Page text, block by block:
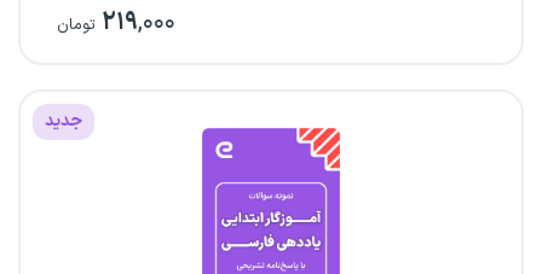
۲۱۹,۰۰۰ تومان
جدید